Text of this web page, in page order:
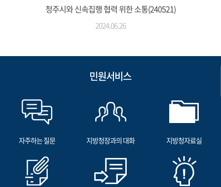
청주시와 신속집행 협력 위한 소통(240521)
2024.06.26
민원서비스
자주하는 질문 지방청장과의 대화 지방청자료실